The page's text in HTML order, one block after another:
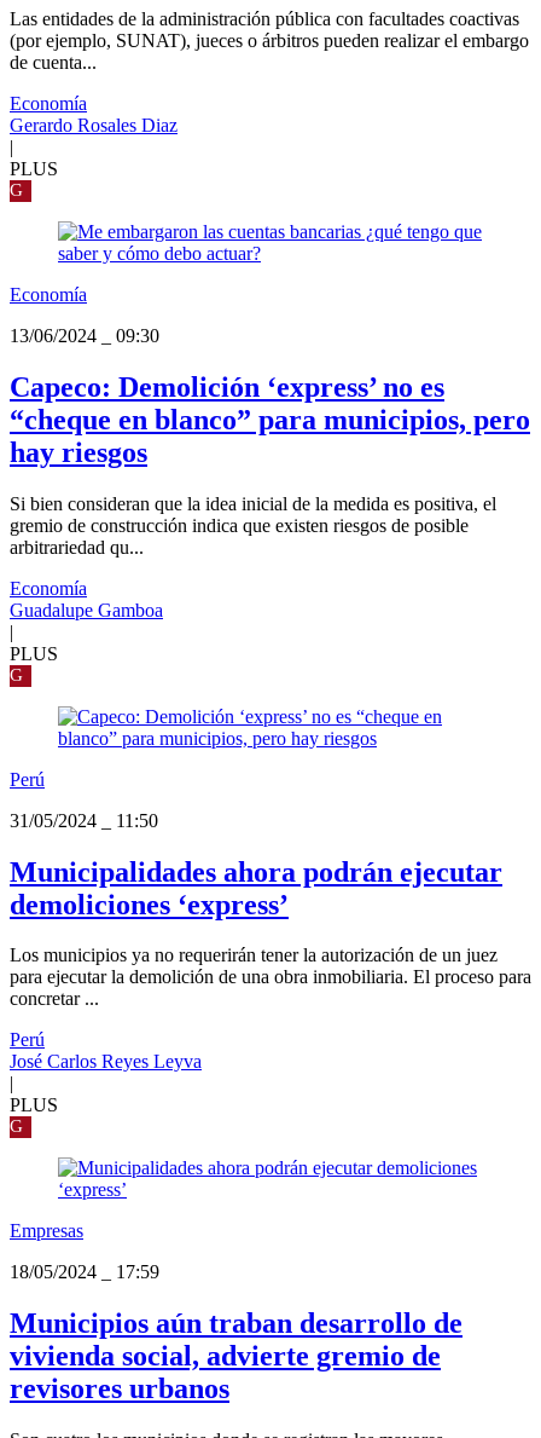
Las entidades de la administración pública con facultades coactivas
(por ejemplo, SUNAT), jueces o árbitros pueden realizar el embargo
de cuenta...
Economía
Gerardo Rosales Diaz
|
PLUS
G
Economía
13/06/2024
09:30
Capeco: Demolición ‘express’ no es
“cheque en blanco” para municipios, pero
hay riesgos
Si bien consideran que la idea inicial de la medida es positiva, el
gremio de construcción indica que existen riesgos de posible
arbitrariedad qu...
Economía
Guadalupe Gamboa
|
PLUS
G
Perú
31/05/2024
11:50
Municipalidades ahora podrán ejecutar
demoliciones ‘express’
Los municipios ya no requerirán tener la autorización de un juez
para ejecutar la demolición de una obra inmobiliaria. El proceso para
concretar ...
Perú
José Carlos Reyes Leyva
|
PLUS
G
Empresas
18/05/2024
17:59
Municipios aún traban desarrollo de
vivienda social, advierte gremio de
revisores urbanos